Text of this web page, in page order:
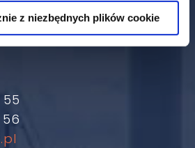
z niezbędnych plików cookie